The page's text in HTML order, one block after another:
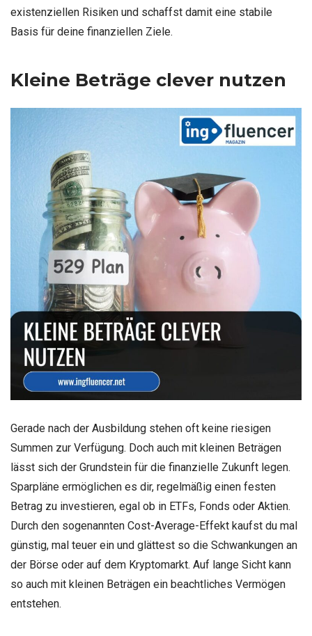
existenziellen Risiken und schaffst damit eine stabile
Basis für deine finanziellen Ziele.
Kleine Beträge clever nutzen
Gerade nach der Ausbildung stehen oft keine riesigen
Summen zur Verfügung. Doch auch mit kleinen Beträgen
lässt sich der Grundstein für die finanzielle Zukunft legen.
Sparpläne ermöglichen es dir, regelmäßig einen festen
Betrag zu investieren, egal ob in ETFs, Fonds oder Aktien.
Durch den sogenannten Cost-Average-Effekt kaufst du mal
günstig, mal teuer ein und glättest so die Schwankungen an
der Börse oder auf dem Kryptomarkt. Auf lange Sicht kann
so auch mit kleinen Beträgen ein beachtliches Vermögen
entstehen.